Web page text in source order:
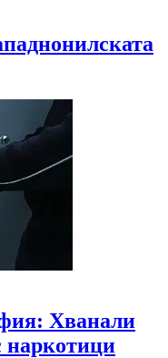
Хванали
наркотици